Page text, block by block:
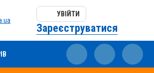
УВІЙТИ
Зареєструватися